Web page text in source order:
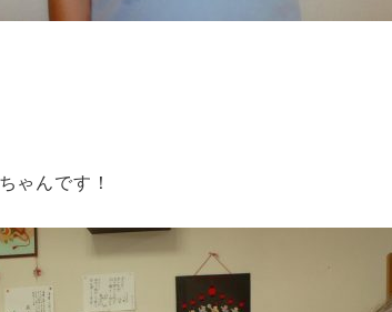
ゃんです！